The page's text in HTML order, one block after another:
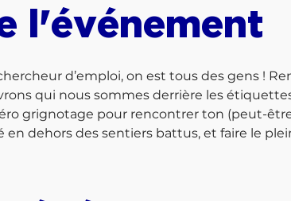
l'événement
d’emploi, on est tous des gens !
qui nous sommes derrière les
grignotage pour rencontrer ton (peut-
dehors des sentiers battus, et faire le